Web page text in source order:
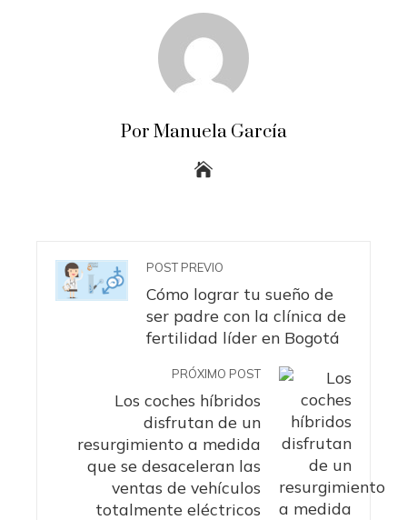
Por Manuela García
POST PREVIO
Cómo lograr tu sueño de
ser padre con la clínica de
fertilidad líder en Bogotá
PRÓXIMO POST
Los coches híbridos
disfrutan de un
resurgimiento a medida
que se desaceleran las
ventas de vehículos
totalmente eléctricos